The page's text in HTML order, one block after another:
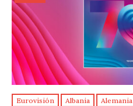
Eurovisión Albania Alemania